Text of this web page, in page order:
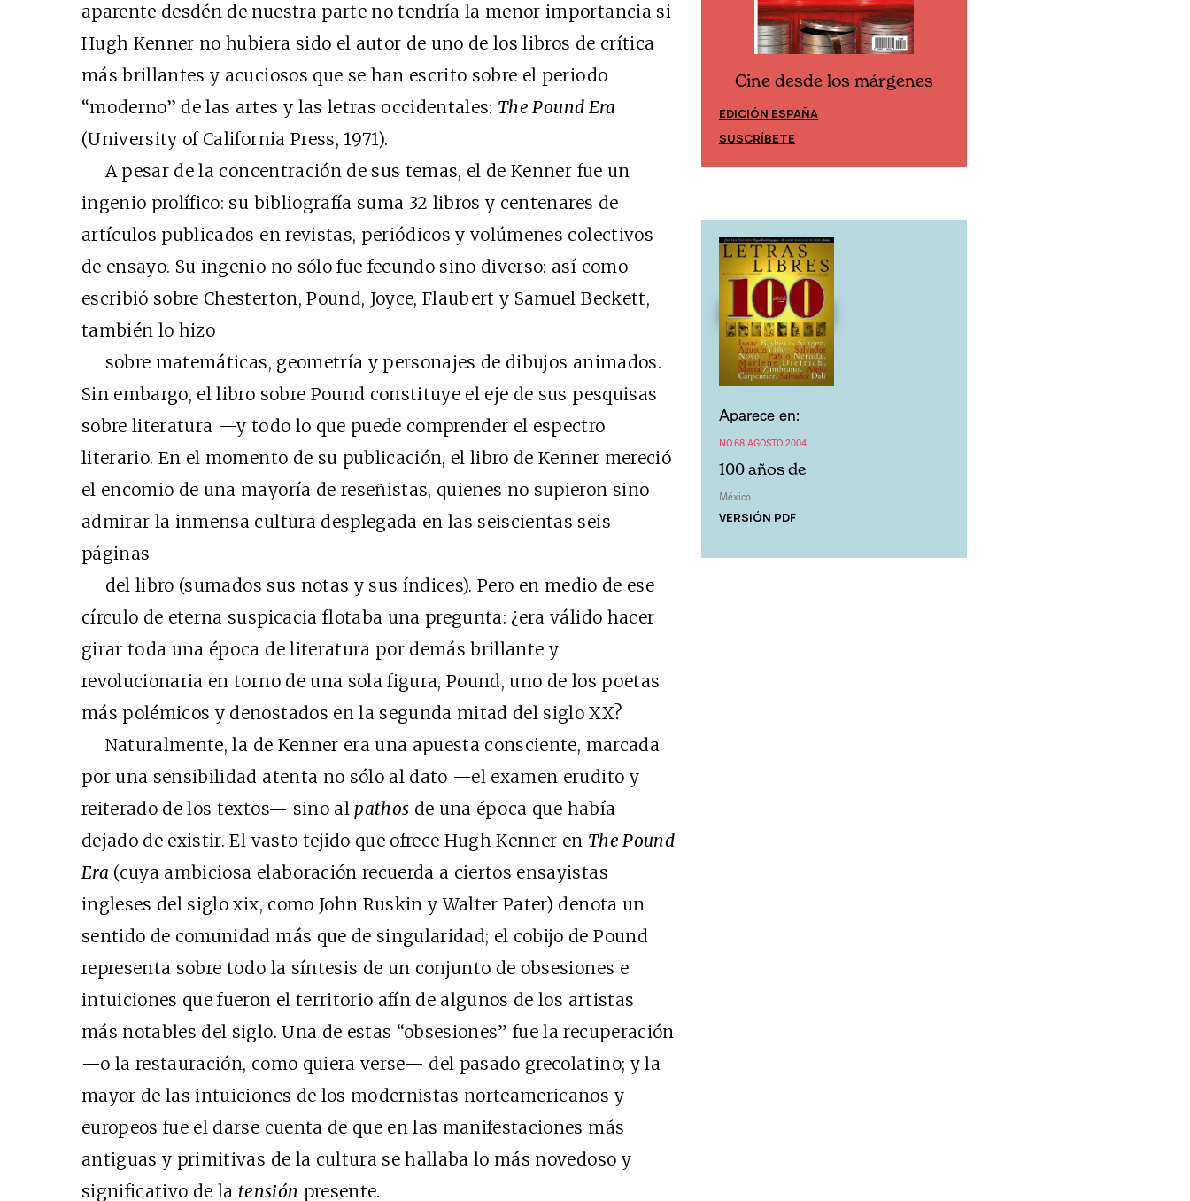
aparente desdén de nuestra parte no tendría la menor importancia si
Hugh Kenner no hubiera sido el autor de uno de los libros de crítica
más brillantes y acuciosos que se han escrito sobre el periodo
“moderno” de las artes y las letras occidentales: The Pound Era
(University of California Press, 1971).
A pesar de la concentración de sus temas, el de Kenner fue un
ingenio prolífico: su bibliografía suma 32 libros y centenares de
artículos publicados en revistas, periódicos y volúmenes colectivos
de ensayo. Su ingenio no sólo fue fecundo sino diverso: así como
escribió sobre Chesterton, Pound, Joyce, Flaubert y Samuel Beckett,
también lo hizo
sobre matemáticas, geometría y personajes de dibujos animados.
Sin embargo, el libro sobre Pound constituye el eje de sus pesquisas
sobre literatura —y todo lo que puede comprender el espectro
literario. En el momento de su publicación, el libro de Kenner mereció
el encomio de una mayoría de reseñistas, quienes no supieron sino
admirar la inmensa cultura desplegada en las seiscientas seis
páginas
del libro (sumados sus notas y sus índices). Pero en medio de ese
círculo de eterna suspicacia flotaba una pregunta: ¿era válido hacer
girar toda una época de literatura por demás brillante y
revolucionaria en torno de una sola figura, Pound, uno de los poetas
más polémicos y denostados en la segunda mitad del siglo XX?
Naturalmente, la de Kenner era una apuesta consciente, marcada
por una sensibilidad atenta no sólo al dato —el examen erudito y
reiterado de los textos— sino al pathos de una época que había
dejado de existir. El vasto tejido que ofrece Hugh Kenner en The Pound
Era (cuya ambiciosa elaboración recuerda a ciertos ensayistas
ingleses del siglo xix, como John Ruskin y Walter Pater) denota un
sentido de comunidad más que de singularidad; el cobijo de Pound
representa sobre todo la síntesis de un conjunto de obsesiones e
intuiciones que fueron el territorio afín de algunos de los artistas
más notables del siglo. Una de estas “obsesiones” fue la recuperación
—o la restauración, como quiera verse— del pasado grecolatino; y la
mayor de las intuiciones de los modernistas norteamericanos y
europeos fue el darse cuenta de que en las manifestaciones más
antiguas y primitivas de la cultura se hallaba lo más novedoso y
significativo de la tensión presente.
Cine desde los márgenes
EDICIÓN MÉXICO
Cine desde los márgenes
EDICIÓN ESPAÑA
SUSCRÍBETE
Aparece en:
NO.68 AGOSTO 2004
100 años de
México
VERSIÓN PDF